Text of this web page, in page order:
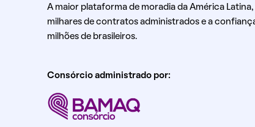
A maior plataforma de moradia da América
milhares de contratos administrados e a
milhões de brasileiros.
Consórcio administrado por: